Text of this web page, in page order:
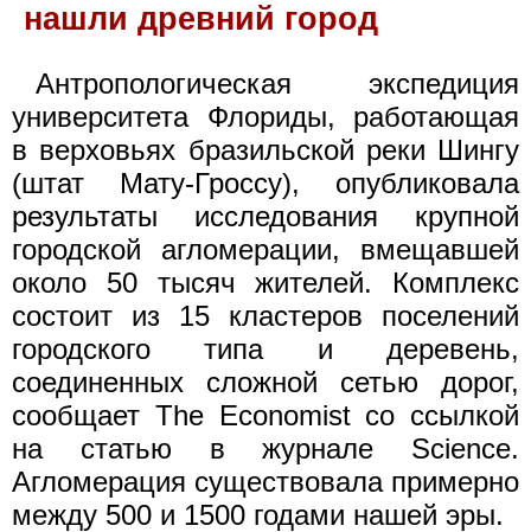
нашли древний город
Антропологическая экспедиция
университета Флориды, работающая
в верховьях бразильской реки Шингу
(штат Мату-Гроссу), опубликовала
результаты исследования крупной
городской агломерации, вмещавшей
около 50 тысяч жителей. Комплекс
состоит из 15 кластеров поселений
городского типа и деревень,
соединенных сложной сетью дорог,
сообщает The Economist со ссылкой
на статью в журнале Science.
Агломерация существовала примерно
между 500 и 1500 годами нашей эры.